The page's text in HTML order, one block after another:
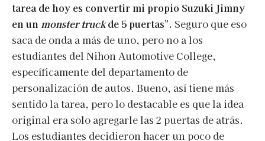
tarea de hoy es convertir mi propio Suzuki Jimny
en un monster truckde 5 puertas”. Seguro que eso
saca de onda a más de uno, pero no a los
estudiantes del Nihon Automotive College,
específicamente del departamento de
personalización de autos. Bueno, así tiene más
sentido la tarea, pero lo destacable es que la idea
original era solo agregarle las 2 puertas de atrás.
Los estudiantes decidieron hacer un poco de